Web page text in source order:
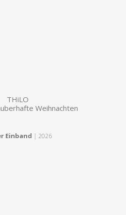
THiLO
Weihnachten
Einband | 2026